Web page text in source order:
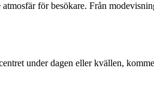
för besökare. Från
under dagen eller kvällen,